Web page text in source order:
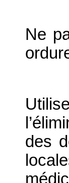
Ne
des